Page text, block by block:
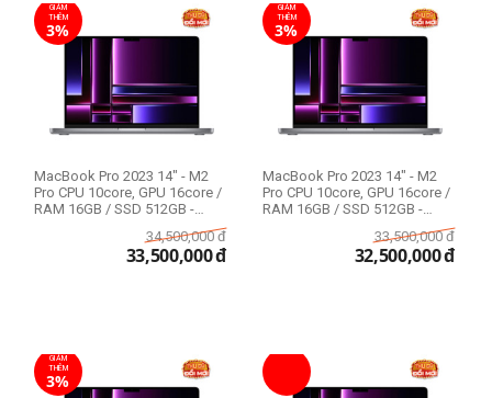
Ổ cứng SSD
512GB
1TB
2TB
GIẢM
THÊM
3%
MacBook Pro 2023 14" - M2
Pro CPU 10core, GPU 16core /
RAM 16GB / SSD 512GB -
34,500,000 đ
33,500,000đ
GIẢM
THÊM
3%
MacBook Pro 2023 14" - M2
Pro CPU 10core, GPU 16core /
RAM 16GB / SSD 512GB -
33,500,000 đ
32,500,000đ
GIẢM
THÊM
3%